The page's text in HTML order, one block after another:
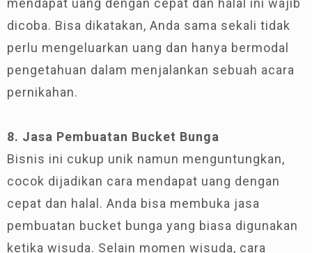
dicoba. Bisa dikatakan, Anda sama sekali tidak
perlu mengeluarkan uang dan hanya bermodal
pengetahuan dalam menjalankan sebuah acara
pernikahan.
8. Jasa Pembuatan Bucket Bunga
Bisnis ini cukup unik namun menguntungkan,
cocok dijadikan cara mendapat uang dengan
cepat dan halal. Anda bisa membuka jasa
pembuatan bucket bunga yang biasa digunakan
ketika wisuda. Selain momen wisuda, cara